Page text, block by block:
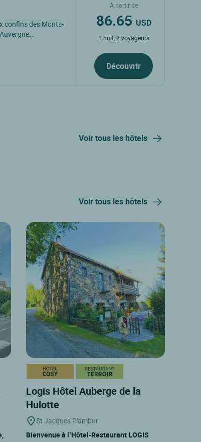
confins des Monts-
À partir de
86.65 USD
1 nuit, 2 voyageurs
Découvrir
Voir tous les hôtels
Voir tous les hôtels
Logis Hôtel Auberge de la
Hulotte
St Jacques D'ambur
Bienvenue à l’Hôtel-Restaurant LOGIS